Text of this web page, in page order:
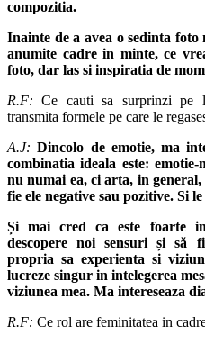
compozitia.
Inainte de a avea o sedinta foto
anumite cadre in minte, ce
foto, dar las si inspiratia de
R.F: Ce cauti sa surprinzi pe
transmita formele pe care le
A.J: Dincolo de emotie, ma
combinatia ideala este:
nu numai ea, ci arta, in
fie ele negative sau pozitive. Si
Și mai cred ca este foarte
descopere noi sensuri și să
propria sa experienta si
lucreze singur in intelegerea
viziunea mea. Ma intereseaza
R.F: Ce rol are feminitatea in